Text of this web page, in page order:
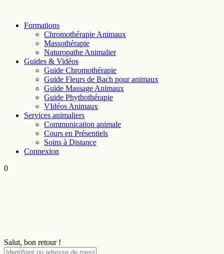
contentFormations
Chromothérapie Animaux
Massothérapie
Naturopathe Animalier
Guides & Vidéos
Guide Chromothérapie
Guide Fleurs de Bach pour animaux
Guide Massage Animaux
Guide Phythothérapie
VIdéos Animaux
Services animaliers
Communication animale
Cours en Présentiels
Soins à Distance
Connexion
0
Salut, bon retour !